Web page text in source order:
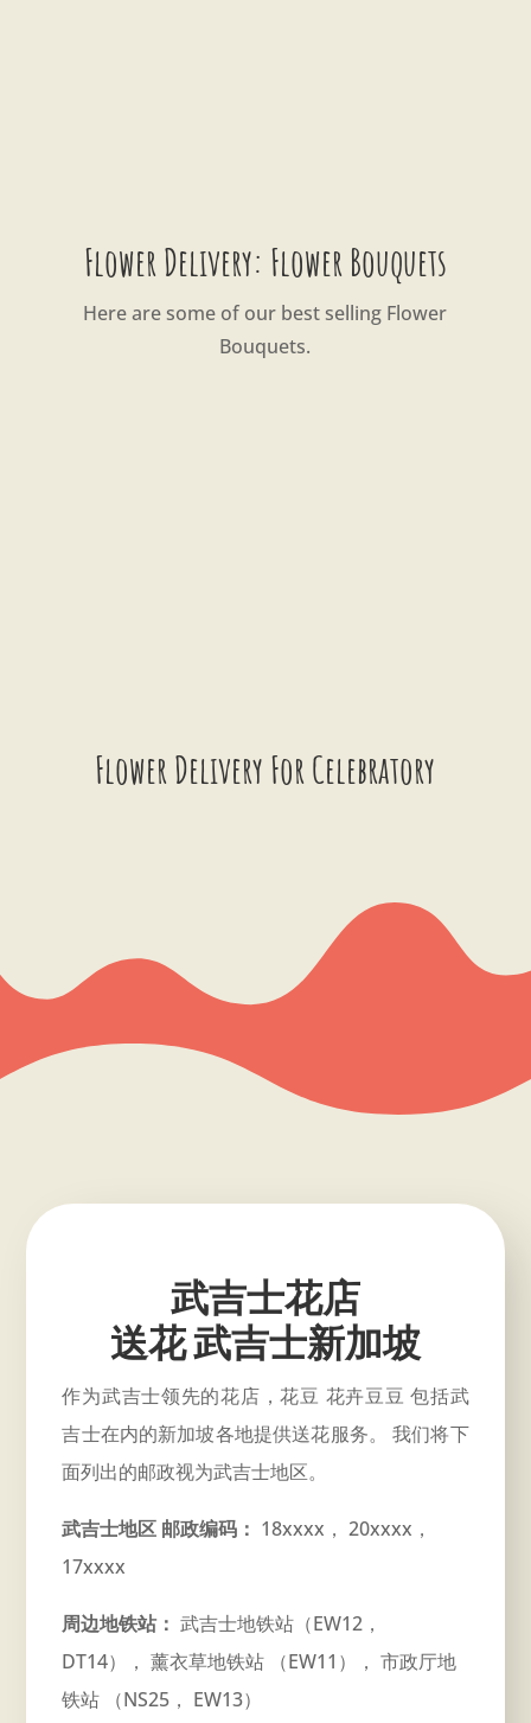
Flower Delivery: Flower Bouquets
Here are some of our best selling Flower
Bouquets.
Flower Delivery For Celebratory
武吉士花店
送花 武吉士新加坡
作为武吉士领先的花店，花豆 花卉豆豆 包括武
吉士在内的新加坡各地提供送花服务。 我们将下
面列出的邮政视为武吉士地区。
武吉士地区 邮政编码： 18xxxx， 20xxxx，
17xxxx
周边地铁站： 武吉士地铁站（EW12，
DT14）， 薰衣草地铁站 （EW11）， 市政厅地
铁站 （NS25， EW13）